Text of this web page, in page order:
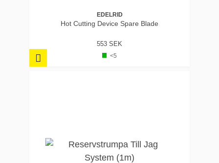
EDELRID
Hot Cutting Device Spare Blade
553 SEK
<5